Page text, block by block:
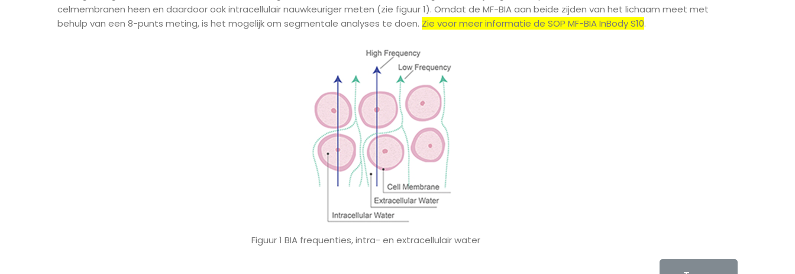
celmembranen heen en daardoor ook intracellulair nauwkeuriger meten (zie figuur 1). Omdat de MF-BIA aan beide zijden van het lichaam meet met
behulp van een 8-punts meting, is het mogelijk om segmentale analyses te doen. Zie voor meer informatie de SOP MF-BIA InBody S10.
Figuur 1 BIA frequenties, intra- en extracellulair water